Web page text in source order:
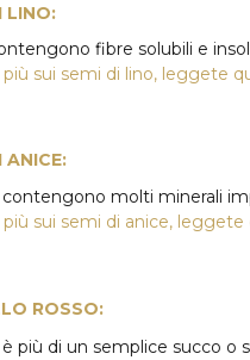
LINO:
fibre solubili e
sui semi di lino, leggete
ANICE:
contengono molti minerali
sui semi di anice, leggete
ROSSO:
più di un semplice succo o